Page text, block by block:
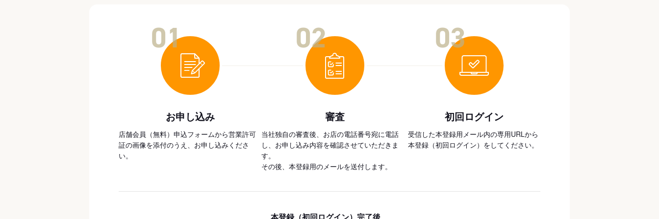
お申し込み
店舗会員（無料）申込フォームから営業許可
証の画像を添付のうえ、お申し込みくださ
い。
審査
当社独自の審査後、お店の電話番号宛に電話
し、お申し込み内容を確認させていただきま
す。
その後、本登録用のメールを送付します。
初回ログイン
受信した本登録用メール内の専用URLから
本登録（初回ログイン）をしてください。